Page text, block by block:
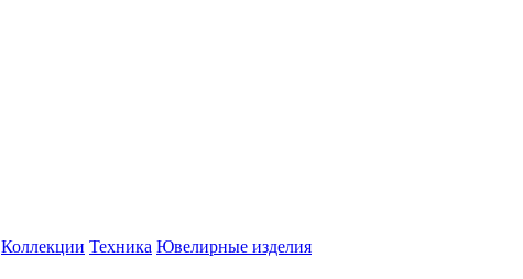
Коллекции Техника Ювелирные изделия